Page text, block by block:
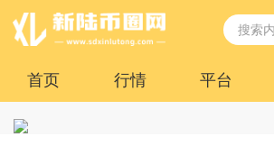
首页 行情 平台